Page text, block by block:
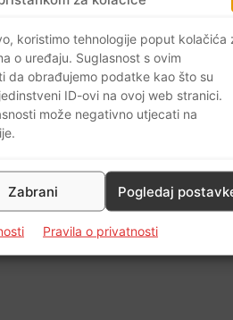
koristimo tehnologije poput kolačića
o uređaju. Suglasnost s ovim
da obrađujemo podatke kao što su
ID-ovi na ovoj web stranici.
može negativno utjecati na
Zabrani Pogledaj
Pravila o privatnosti